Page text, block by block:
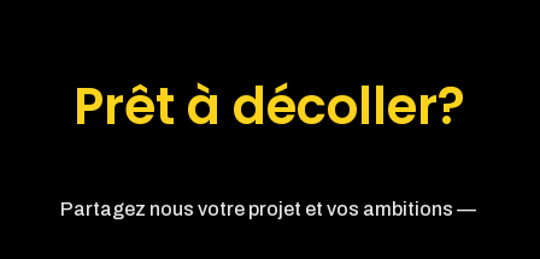
Prêt à décoller?
Partagez nous votre projet et vos ambitions —